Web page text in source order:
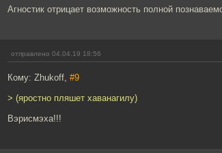
Агностик отрицает возможность полной
отправлено 04.04.19 18:56
Кому: Zhukoff, #9
> (яростно пляшет хаванагилу)
Вэрисмэха!!!